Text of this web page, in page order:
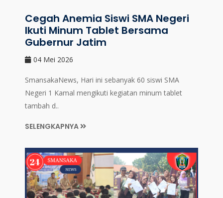
Cegah Anemia Siswi SMA Negeri
Ikuti Minum Tablet Bersama
Gubernur Jatim
04 Mei 2026
SmansakaNews, Hari ini sebanyak 60 siswi SMA
Negeri 1 Kamal mengikuti kegiatan minum tablet
tambah d..
SELENGKAPNYA